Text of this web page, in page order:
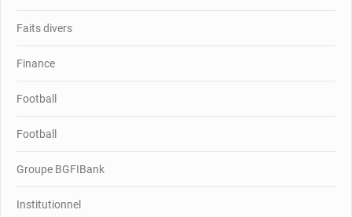
Faits divers
Finance
Football
Football
Groupe BGFIBank
Institutionnel